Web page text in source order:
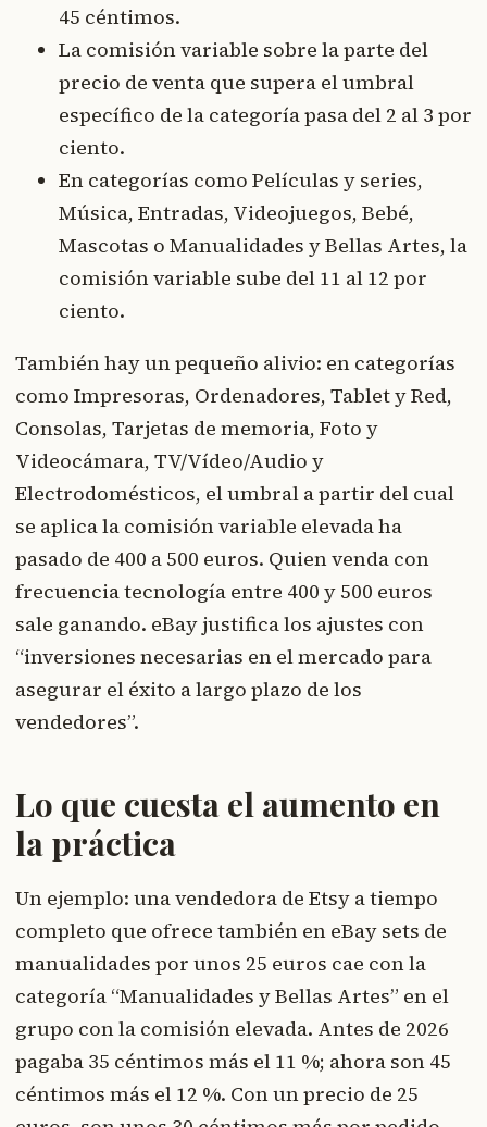
45 céntimos.
La comisión variable sobre la parte del
precio de venta que supera el umbral
específico de la categoría pasa del 2 al 3 por
ciento.
En categorías como Películas y series,
Música, Entradas, Videojuegos, Bebé,
Mascotas o Manualidades y Bellas Artes, la
comisión variable sube del 11 al 12 por
ciento.
También hay un pequeño alivio: en categorías
como Impresoras, Ordenadores, Tablet y Red,
Consolas, Tarjetas de memoria, Foto y
Videocámara, TV/Vídeo/Audio y
Electrodomésticos, el umbral a partir del cual
se aplica la comisión variable elevada ha
pasado de 400 a 500 euros. Quien venda con
frecuencia tecnología entre 400 y 500 euros
sale ganando. eBay justifica los ajustes con
“inversiones necesarias en el mercado para
asegurar el éxito a largo plazo de los
vendedores”.
Lo que cuesta el aumento en
la práctica
Un ejemplo: una vendedora de Etsy a tiempo
completo que ofrece también en eBay sets de
manualidades por unos 25 euros cae con la
categoría “Manualidades y Bellas Artes” en el
grupo con la comisión elevada. Antes de 2026
pagaba 35 céntimos más el 11 %; ahora son 45
céntimos más el 12 %. Con un precio de 25